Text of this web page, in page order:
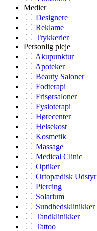
Medier
Designere
Reklame
Trykkerier
Personlig pleje
Akupunktur
Apoteker
Beauty Saloner
Fodterapi
Frisørsaloner
Fysioterapi
Hørecenter
Helsekost
Kosmetik
Massage
Medical Clinic
Optiker
Ortopædisk Udstyr
Piercing
Solarium
Sundhedsklinikker
Tandklinikker
Tattoo